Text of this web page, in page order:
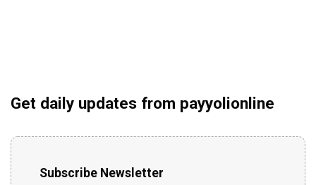
Get daily updates from payyolionline
Subscribe Newsletter